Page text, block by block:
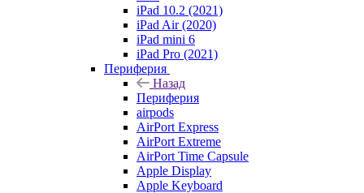
iPad 10.2 (2021)
iPad Air (2020)
iPad mini 6
iPad Pro (2021)
Периферия
Назад
Периферия
airpods
AirPort Express
AirPort Extreme
AirPort Time Capsule
Apple Display
Apple Keyboard